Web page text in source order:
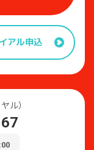
アル申込
ル）